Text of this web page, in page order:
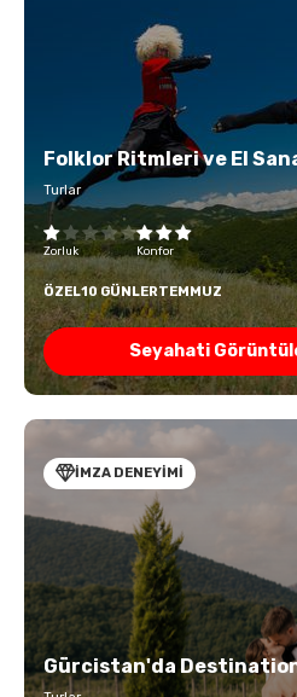
Folklor Ritmleri ve El
Turlar
Zorluk Konfor
ÖZEL10 GÜNLERTEMMUZ
Seyahati
İMZA DENEYİMİ
Gürcistan'da